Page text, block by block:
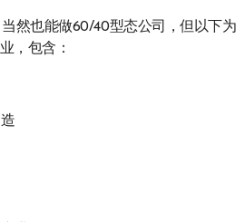
然也能做60/40型态公司，但以下为
，包含：